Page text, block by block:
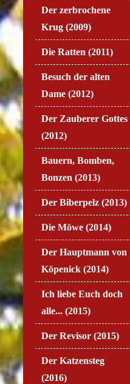
Der zerbrochene
Krug (2009)
Die Ratten (2011)
Besuch der alten
Dame (2012)
Der Zauberer Gottes
(2012)
Bauern, Bomben,
Bonzen (2013)
Der Biberpelz (2013)
Die Möwe (2014)
Der Hauptmann von
Köpenick (2014)
Ich liebe Euch doch
alle... (2015)
Der Revisor (2015)
Der Katzensteg
(2016)